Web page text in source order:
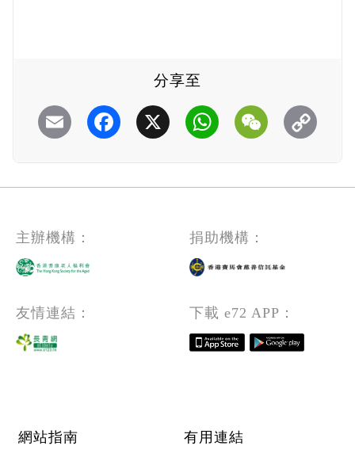
分享至
Email Facebook
X WhatsAppWeChat
主辦機構： 捐助機構：
友情連結： 下載 e72 APP：
Footer menu
網站指南
有用連結